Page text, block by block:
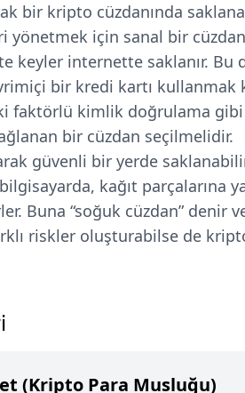
bir kripto cüzdanında
için sanal bir cüzdan
keyler internette saklanır. Bu
bir kredi kartı
faktörlü kimlik doğrulama gibi
bir cüzdan seçilmelidir.
güvenli bir yerde
kağıt parçalarına
Buna “soğuk cüzdan” denir
riskler oluşturabilse de
(Kripto Para Musluğu)